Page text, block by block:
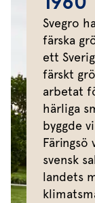
Svegro
färska
ett
färskt
arbetat
härliga
byggde
svensk
landets